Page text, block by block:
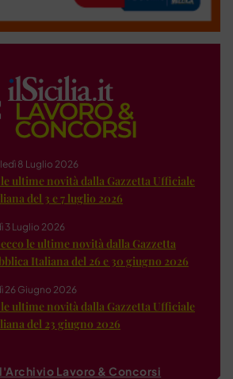
8 Luglio 2026
ultime novità dalla Gazzetta Ufficiale
del 3 e 7 luglio 2026
3 Luglio 2026
le ultime novità dalla Gazzetta
Italiana del 26 e 30 giugno 2026
26 Giugno 2026
ultime novità dalla Gazzetta Ufficiale
del 23 giugno 2026
Lavoro & Concorsi